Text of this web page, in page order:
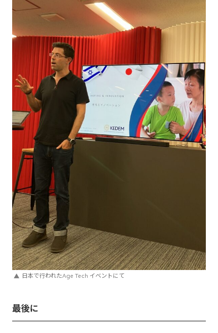
日本で行われたAge Tech イベントにて
最後に